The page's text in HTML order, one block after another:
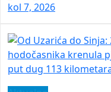
kol 7, 2026